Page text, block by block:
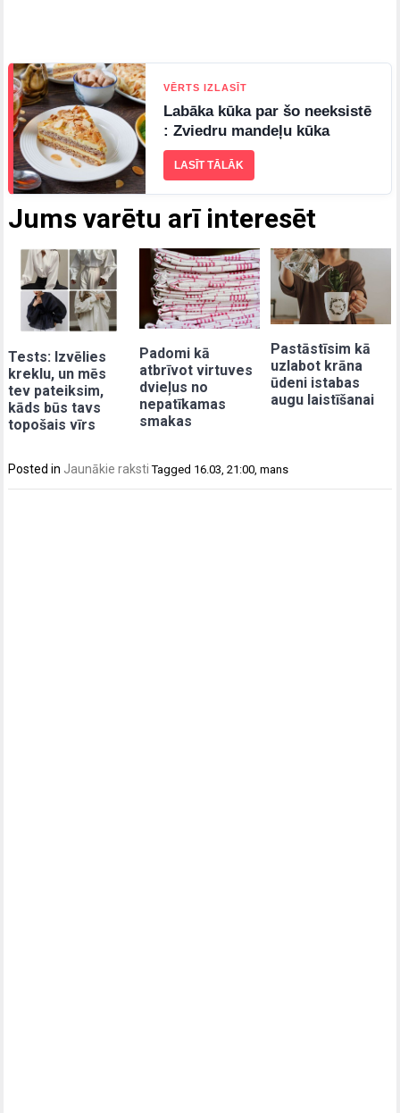
Jums varētu arī interesēt
Tests: Izvēlies
kreklu, un mēs
tev pateiksim,
kāds būs tavs
topošais vīrs
Padomi kā
atbrīvot virtuves
dvieļus no
nepatīkamas
smakas
Pastāstīsim kā
uzlabot krāna
ūdeni istabas
augu laistīšanai
VĒRTS IZLASĪT
Labāka kūka par šo neeksistē
: Zviedru mandeļu kūka
LASĪT TĀLĀK
Posted in Jaunākie raksti Tagged 16.03 ,21:00 ,mans